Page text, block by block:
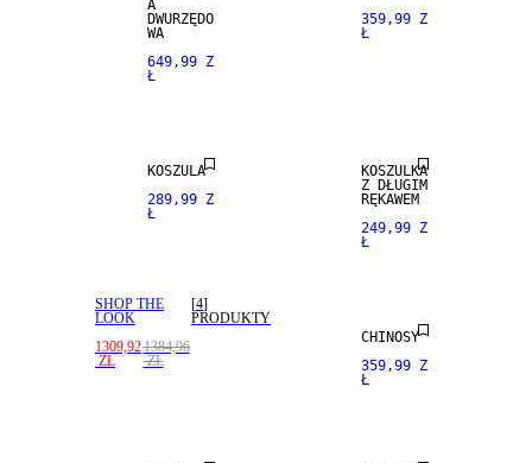
A
DWURZĘDO
WA
649,99 Z
Ł
359,99 Z
Ł
NEW
KOSZULA
289,99 Z
Ł
KOSZULKA
Z DŁUGIM
RĘKAWEM
249,99 Z
Ł
SHOP THE
LOOK
1309,92
ZŁ
1384,96
ZŁ
[4]
PRODUKTY
NEW
CHINOSY
359,99 Z
Ł
NEW